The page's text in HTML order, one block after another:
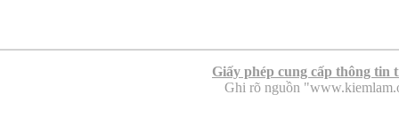
Giấy phép cung cấp thông tin
Ghi rõ nguồn